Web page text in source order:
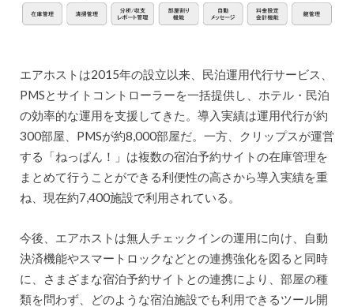
エアホストは2015年の設立以来、民泊運用代行サービス、
PMSとサイトコントローラーを一括提供し、ホテル・民泊
の効率的な運用を支援してきた。導入実績は運用代行が約
300部屋、PMSが約8,000部屋だ。一方、クリップスが運営
する「ねっぱん！」は複数の宿泊予約サイトの在庫管理を
まとめて行うことができる利便性の高さから導入実績を重
ね、現在約7,400施設で利用されている。
今後、エアホストは無人チェックインの運用に向け、自動
決済機能やスマートロックなどとの連携強化を図ると同時
に、さまざまな宿泊予約サイトとの連携により、部屋の種
類を問わず、どのような宿泊施設でも利用できるツール開